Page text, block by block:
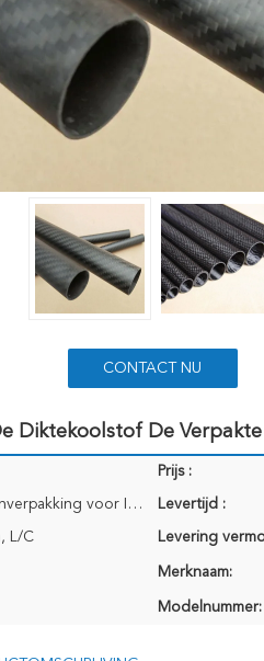
CONTACT NU
Diktekoolstof De
Prijs :
Normale Golfkartonverpakking voor Internationaal vervoer Levertijd :
L/C Levering
Merknaam:
Modelnummer: